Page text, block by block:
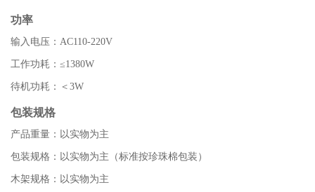
功率
输入电压：AC110-220V
工作功耗：≤1380W
待机功耗：＜3W
包装规格
产品重量：以实物为主
包装规格：以实物为主（标准按珍珠棉包装）
木架规格：以实物为主